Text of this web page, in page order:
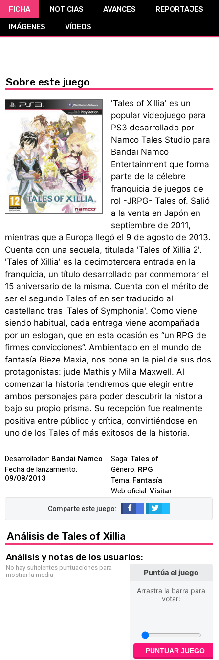
CÓMICS
FICHA NOTICIAS AVANCES
REPORTAJES
IMÁGENES
VÍDEOS
Sobre este juego
'Tales of Xillia' es un
popular videojuego para
PS3 desarrollado por
Namco Tales Studio para
Bandai Namco
Entertainment que forma
parte de la célebre
franquicia de juegos de
rol -JRPG- Tales of. Salió
a la venta en Japón en
septiembre de 2011,
mientras que a Europa llegó el 9 de agosto de 2013.
Cuenta con una secuela, titulada 'Tales of Xillia 2'.
'Tales of Xillia' es la decimotercera entrada en la
franquicia, un título desarrollado par conmemorar el
15 aniversario de la misma. Cuenta con el mérito de
ser el segundo Tales of en ser traducido al
castellano tras 'Tales of Symphonia'. Como viene
siendo habitual, cada entrega viene acompañada
por un eslogan, que en esta ocasión es “un RPG de
firmes convicciones”. Ambientado en el mundo de
fantasía Rieze Maxia, nos pone en la piel de sus dos
protagonistas: jude Mathis y Milla Maxwell. Al
comenzar la historia tendremos que elegir entre
ambos personajes para poder descubrir la historia
bajo su propio prisma. Su recepción fue realmente
positiva entre público y crítica, convirtiéndose en
uno de los Tales of más exitosos de la historia.
Desarrollador: Bandai Namco
Fecha de lanzamiento:
09/08/2013
Saga: Tales of
Género: RPG
Tema: Fantasía
Web oficial: Visitar
Análisis de Tales of Xillia
Análisis y notas de los usuarios:
No hay suficientes puntuaciones para
mostrar la media
Puntúa el juego
Arrastra la barra para
votar:
PUNTUAR JUEGO